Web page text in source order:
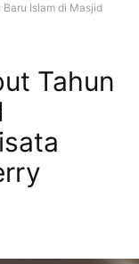
Islam di Masjid
Tahun